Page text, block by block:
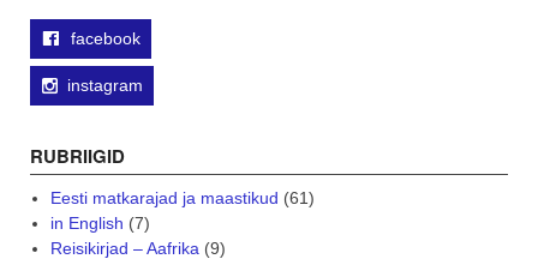
facebook
instagram
RUBRIIGID
Eesti matkarajad ja maastikud (61)
in English (7)
Reisikirjad – Aafrika (9)